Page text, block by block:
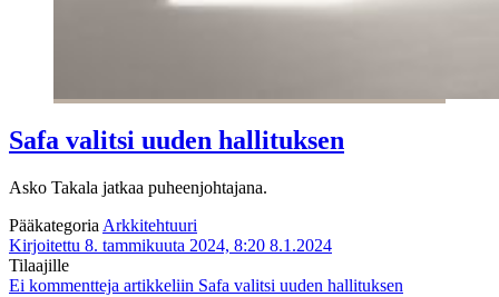
Safa valitsi uuden hallituksen
Asko Takala jatkaa puheenjohtajana.
Pääkategoria Arkkitehtuuri
Kirjoitettu 8. tammikuuta 2024, 8:20 8.1.2024
Tilaajille
Ei kommentteja artikkeliin Safa valitsi uuden hallituksen